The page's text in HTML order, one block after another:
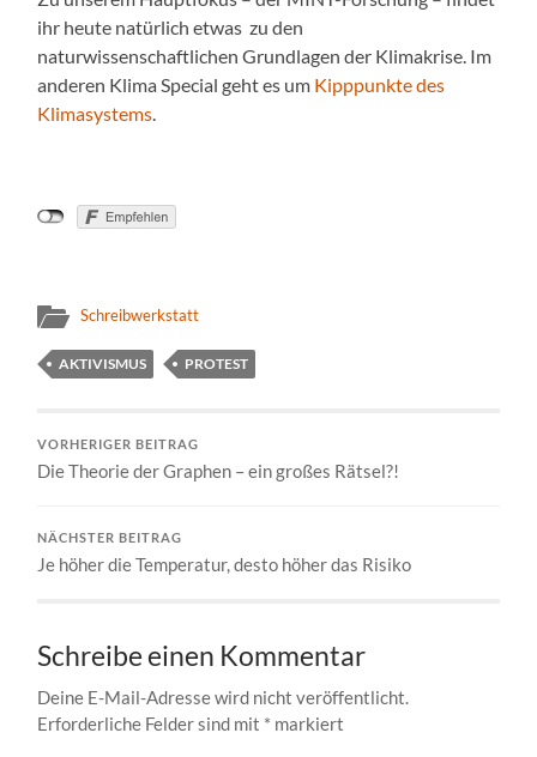
ihr heute natürlich etwas zu den
naturwissenschaftlichen Grundlagen der Klimakrise. Im
anderen Klima Special geht es um Kipppunkte des
Klimasystems.
Schreibwerkstatt
AKTIVISMUS PROTEST
VORHERIGER BEITRAG
Die Theorie der Graphen – ein großes Rätsel?!
NÄCHSTER BEITRAG
Je höher die Temperatur, desto höher das Risiko
Schreibe einen Kommentar
Deine E-Mail-Adresse wird nicht veröffentlicht.
Erforderliche Felder sind mit * markiert